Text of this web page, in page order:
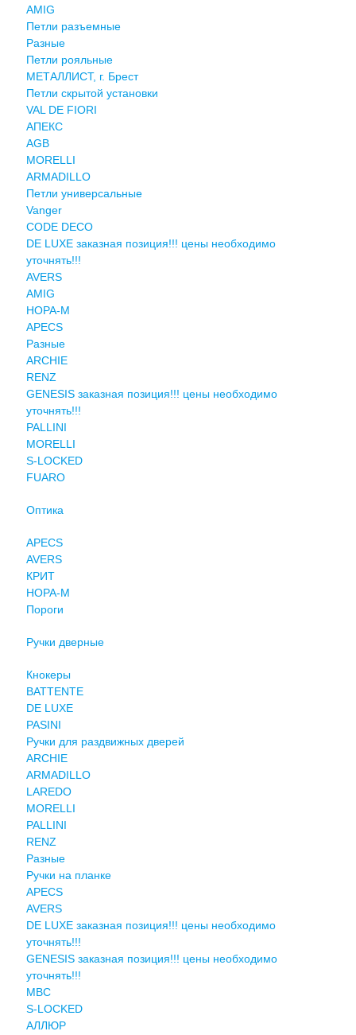
AMIG
Петли разъемные
Разные
Петли рояльные
МЕТАЛЛИСТ, г. Брест
Петли скрытой установки
VAL DE FIORI
АПЕКС
AGB
MORELLI
ARMADILLO
Петли универсальные
Vanger
CODE DECO
DE LUXE заказная позиция!!! цены необходимо
уточнять!!!
AVERS
AMIG
НОРА-М
APECS
Разные
ARCHIE
RENZ
GENESIS заказная позиция!!! цены необходимо
уточнять!!!
PALLINI
MORELLI
S-LOCKED
FUARO
Оптика
APECS
AVERS
КРИТ
НОРА-М
Пороги
Ручки дверные
Кнокеры
BATTENTE
DE LUXE
PASINI
Ручки для раздвижных дверей
ARCHIE
ARMADILLO
LAREDO
MORELLI
PALLINI
RENZ
Разные
Ручки на планке
APECS
AVERS
DE LUXE заказная позиция!!! цены необходимо
уточнять!!!
GENESIS заказная позиция!!! цены необходимо
уточнять!!!
MBC
S-LOCKED
АЛЛЮР